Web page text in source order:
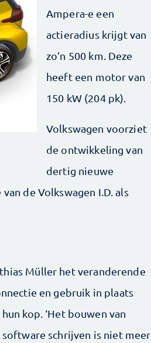
Ampera-e een
actieradius krijgt van
zo’n 500 km. Deze
heeft een motor van
150 kW (204 pk).
Volkswagen voorziet
de ontwikkeling van
dertig nieuwe
de Volkswagen I.D. als
Müller het veranderende
en gebruik in plaats
kop. ‘Het bouwen van
schrijven is niet meer